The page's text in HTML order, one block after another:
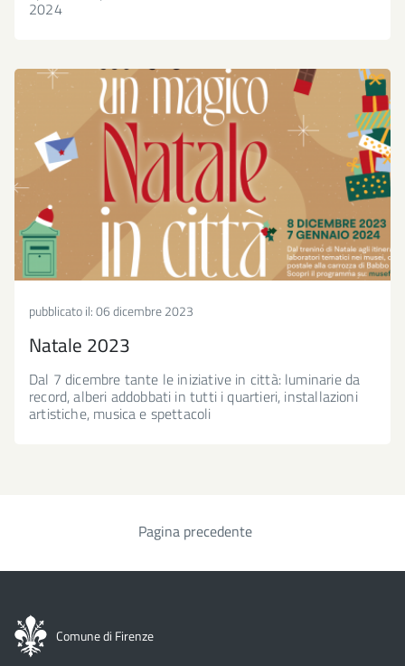
2024
pubblicato il:06 dicembre 2023
Natale 2023
Dal 7 dicembre tante le iniziative in città: luminarie da
record, alberi addobbati in tutti i quartieri, installazioni
artistiche, musica e spettacoli
Pagina precedente
Comune di Firenze